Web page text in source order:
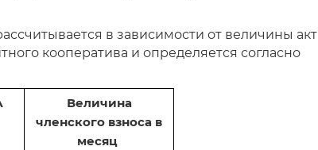
в зависимости от величины
кооператива и определяется согласно
Величина
членского взноса в
месяц